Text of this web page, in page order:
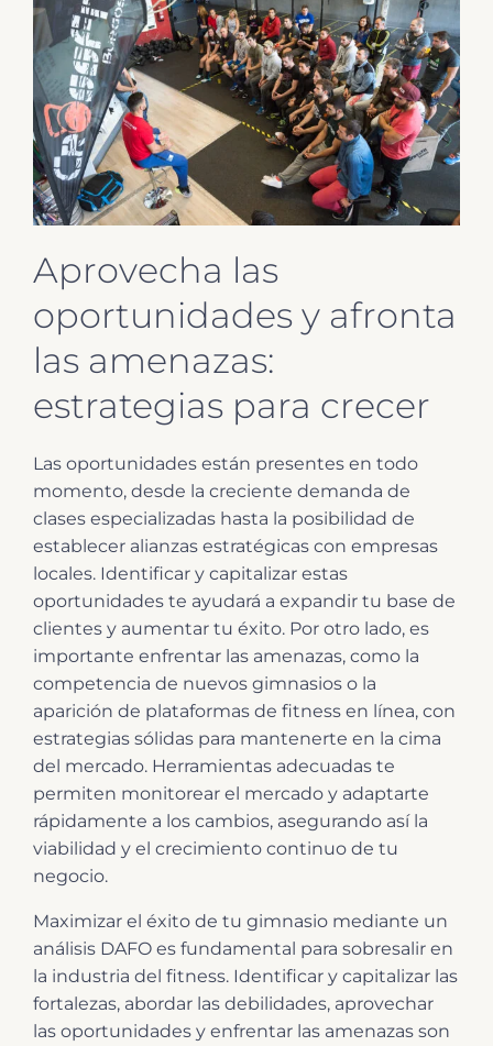
Aprovecha las
oportunidades y afronta
las amenazas:
estrategias para crecer
Las oportunidades están presentes en todo
momento, desde la creciente demanda de
clases especializadas hasta la posibilidad de
establecer alianzas estratégicas con empresas
locales. Identificar y capitalizar estas
oportunidades te ayudará a expandir tu base de
clientes y aumentar tu éxito. Por otro lado, es
importante enfrentar las amenazas, como la
competencia de nuevos gimnasios o la
aparición de plataformas de fitness en línea, con
estrategias sólidas para mantenerte en la cima
del mercado. Herramientas adecuadas te
permiten monitorear el mercado y adaptarte
rápidamente a los cambios, asegurando así la
viabilidad y el crecimiento continuo de tu
negocio.
Maximizar el éxito de tu gimnasio mediante un
análisis DAFO es fundamental para sobresalir en
la industria del fitness. Identificar y capitalizar las
fortalezas, abordar las debilidades, aprovechar
las oportunidades y enfrentar las amenazas son